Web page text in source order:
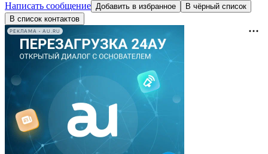
Написать сообщение Добавить в избранное
В чёрный список
В список контактов
РЕКЛАМА • AU.RU